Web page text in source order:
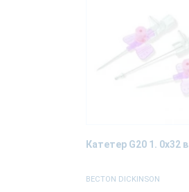
Катетер G20 1. 0х32
BECTON DICKINSON